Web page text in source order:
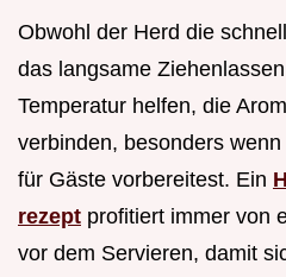
Obwohl der Herd die
das langsame
Temperatur helfen, die
verbinden, besonders
für Gäste vorbereitest. Ein
rezept profitiert immer von
vor dem Servieren, damit